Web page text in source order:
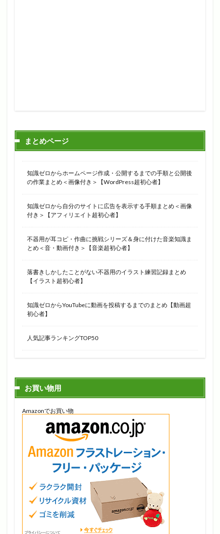
まとめページ
知識ゼロからホームページ作成・公開するまでの手順と公開後
の作業まとめ＜画像付き＞【WordPress超初心者】
知識ゼロから自分のサイトに広告を表示する手順まとめ＜画像
付き＞【アフィリエイト超初心者】
不器用が耳コピ・作曲に挑戦シリーズ＆身に付けた音楽知識ま
とめ＜音・動画付き＞【音楽超初心者】
落書きしかしたことがない不器用のイラスト練習記録まとめ
【イラスト超初心者】
知識ゼロからYouTubeに動画を投稿するまでのまとめ【動画超
初心者】
人気記事ランキングTOP50
お買い物用
Amazonでお買い物